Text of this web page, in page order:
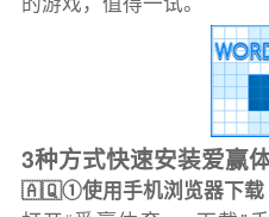
3种方式快速安装爱赢
🇦🇶①使用手机浏览器下载